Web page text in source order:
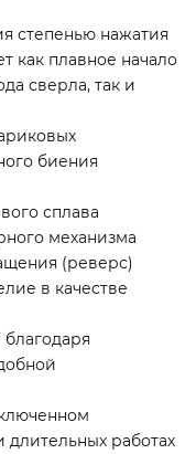
степенью нажатия
как плавное начало
сверла, так и
биения
сплава
механизма
(реверс)
в качестве
работах